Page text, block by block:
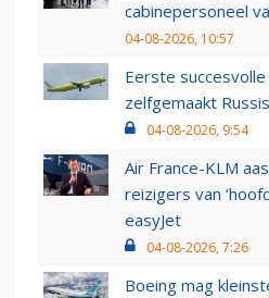
cabinepersoneel
04-08-2026, 10:57
Eerste
zelfgemaakt
04-08-2026, 9:54
Air France-KLM
reizigers van
easyJet
04-08-2026, 7:26
Boeing mag